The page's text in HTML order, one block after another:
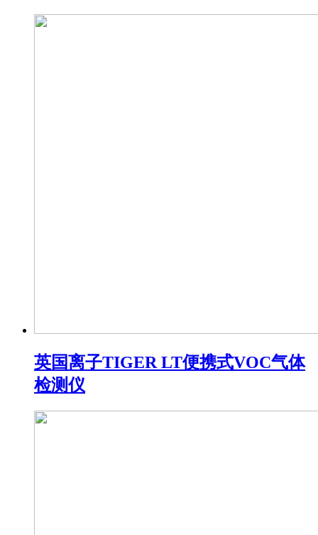
英国离子TIGER LT便携式VOC气体
检测仪​